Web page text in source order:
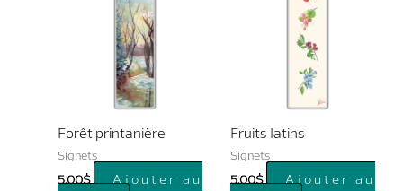
Forêt printanière
Signets
5.00$
Ajouter au
Fruits latins
Signets
5.00$
Ajouter au